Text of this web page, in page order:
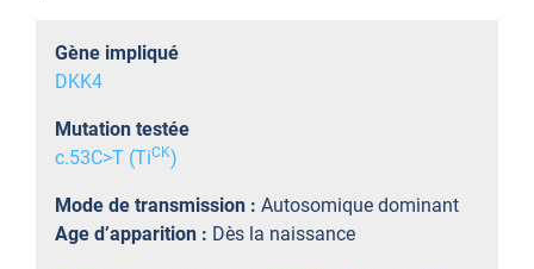
Gène impliqué
DKK4
Mutation testée
c.53C>T (TiCK)
Mode de transmission : Autosomique dominant
Age d’apparition : Dès la naissance